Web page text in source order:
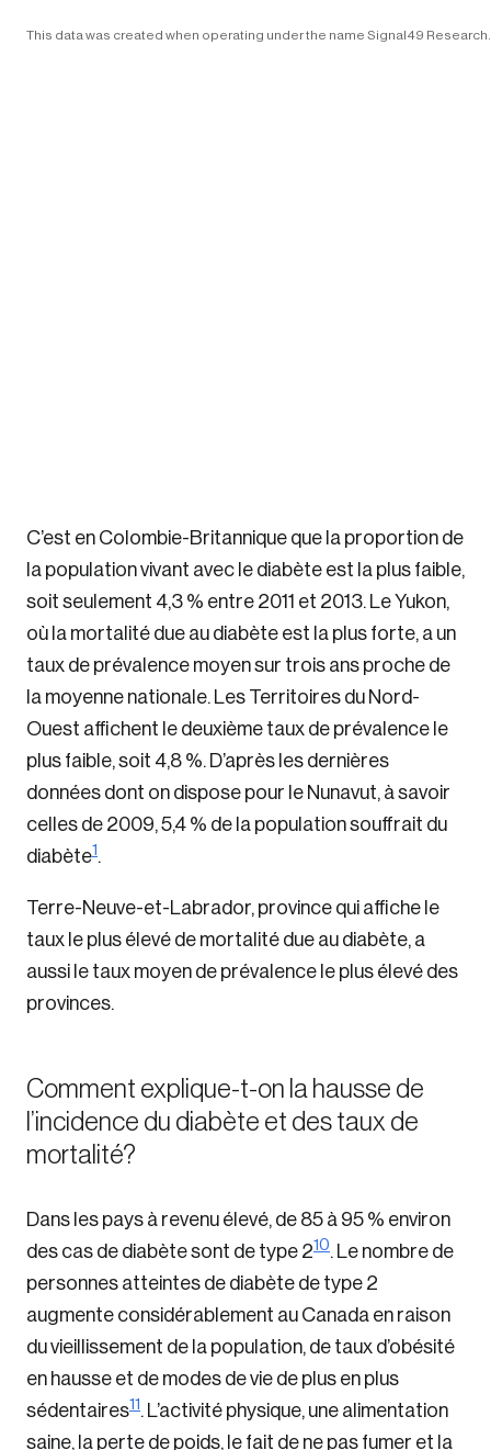
C’est en Colombie-Britannique que la proportion de
la population vivant avec le diabète est la plus faible,
soit seulement 4,3 % entre 2011 et 2013. Le Yukon,
où la mortalité due au diabète est la plus forte, a un
taux de prévalence moyen sur trois ans proche de
la moyenne nationale. Les Territoires du Nord-
Ouest affichent le deuxième taux de prévalence le
plus faible, soit 4,8 %. D’après les dernières
données dont on dispose pour le Nunavut, à savoir
celles de 2009, 5,4 % de la population souffrait du
diabète1.
Terre-Neuve-et-Labrador, province qui affiche le
taux le plus élevé de mortalité due au diabète, a
aussi le taux moyen de prévalence le plus élevé des
provinces.
Comment explique-t-on la hausse de
l’incidence du diabète et des taux de
mortalité?
Dans les pays à revenu élevé, de 85 à 95 % environ
des cas de diabète sont de type 210. Le nombre de
personnes atteintes de diabète de type 2
augmente considérablement au Canada en raison
du vieillissement de la population, de taux d’obésité
en hausse et de modes de vie de plus en plus
sédentaires11. L’activité physique, une alimentation
saine, la perte de poids, le fait de ne pas fumer et la